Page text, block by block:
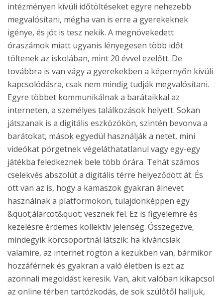
intézményen kívüli időtöltéseket egyre nehezebb
megvalósítani, mégha van is erre a gyerekeknek
igénye, és jót is tesz nekik. A megnövekedett
óraszámok miatt ugyanis lényegesen több időt
töltenek az iskolában, mint 20 évvel ezelőtt. De
továbbra is van vágy a gyerekekben a képernyőn kívüli
kapcsolódásra, csak nem mindig tudják megvalósítani.
Egyre többet kommunikálnak a barátaikkal az
interneten, a személyes találkozások helyett. Sokan
játszanak is a digitális eszközökön, szintén bevonva a
barátokat, mások egyedül használják a netet, mini
videókat pörgetnek végeláthatatlanul vagy egy-egy
játékba feledkeznek bele több órára. Tehát számos
cselekvés abszolút a digitális térre helyeződött át. És
ott van az is, hogy a kamaszok gyakran álnevet
használnak a platformokon, tulajdonképpen egy
&quot;álarcot&quot; vesznek fel. Ez is figyelemre és
kezelésre érdemes kollektív jelenség. Összegezve,
mindegyik korcsoportnál látszik: ha kíváncsiak
valamire, az internet rögtön a kezükben van, bármikor
hozzáférnek és gyakran a való életben is ezt az
azonnali megoldást keresik. Van, akit valóban kikapcsol
az online térben tartózkodás, de sok szülőtől halljuk,